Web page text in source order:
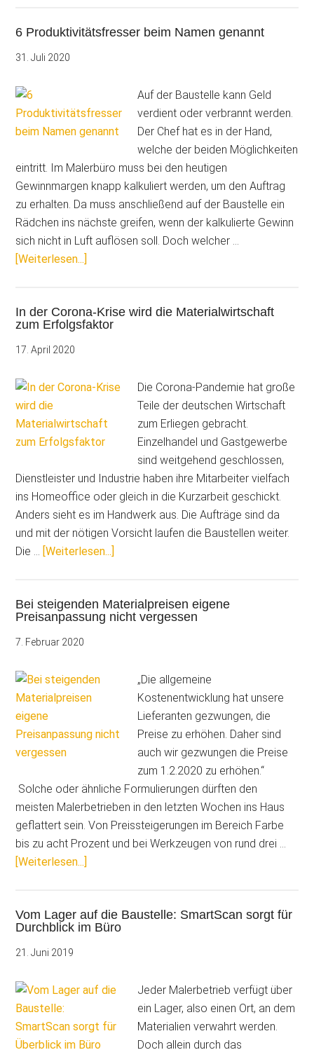
viel
sparen
6 Produktivitätsfresser beim Namen genannt
31. Juli 2020
Auf der Baustelle kann Geld
verdient oder verbrannt werden.
Der Chef hat es in der Hand,
welche der beiden Möglichkeiten
eintritt. Im Malerbüro muss bei den heutigen
Gewinnmargen knapp kalkuliert werden, um den Auftrag
zu erhalten. Da muss anschließend auf der Baustelle ein
Rädchen ins nächste greifen, wenn der kalkulierte Gewinn
sich nicht in Luft auflösen soll. Doch welcher …
[Weiterlesen...]
Namen
genannt
In der Corona-Krise wird die Materialwirtschaft
zum Erfolgsfaktor
17. April 2020
Die Corona-Pandemie hat große
Teile der deutschen Wirtschaft
zum Erliegen gebracht.
Einzelhandel und Gastgewerbe
sind weitgehend geschlossen,
Dienstleister und Industrie haben ihre Mitarbeiter vielfach
ins Homeoffice oder gleich in die Kurzarbeit geschickt.
Anders sieht es im Handwerk aus. Die Aufträge sind da
und mit der nötigen Vorsicht laufen die Baustellen weiter.
Die … [Weiterlesen...]
Krise
wird
Erfolgsfaktor
Bei steigenden Materialpreisen eigene
Preisanpassung nicht vergessen
7. Februar 2020
„Die allgemeine
Kostenentwicklung hat unsere
Lieferanten gezwungen, die
Preise zu erhöhen. Daher sind
auch wir gezwungen die Preise
zum 1.2.2020 zu erhöhen.“
Solche oder ähnliche Formulierungen dürften den
meisten Malerbetrieben in den letzten Wochen ins Haus
geflattert sein. Von Preissteigerungen im Bereich Farbe
bis zu acht Prozent und bei Werkzeugen von rund drei …
[Weiterlesen...]
eigene
Preisanpassung
Vom Lager auf die Baustelle: SmartScan sorgt für
Durchblick im Büro
21. Juni 2019
Jeder Malerbetrieb verfügt über
ein Lager, also einen Ort, an dem
Materialien verwahrt werden.
Doch allein durch das